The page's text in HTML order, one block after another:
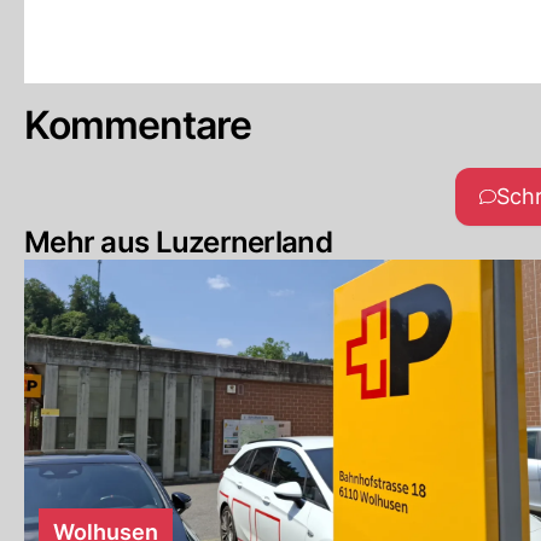
Kommentare
Mehr aus Luzernerland
Wolhusen